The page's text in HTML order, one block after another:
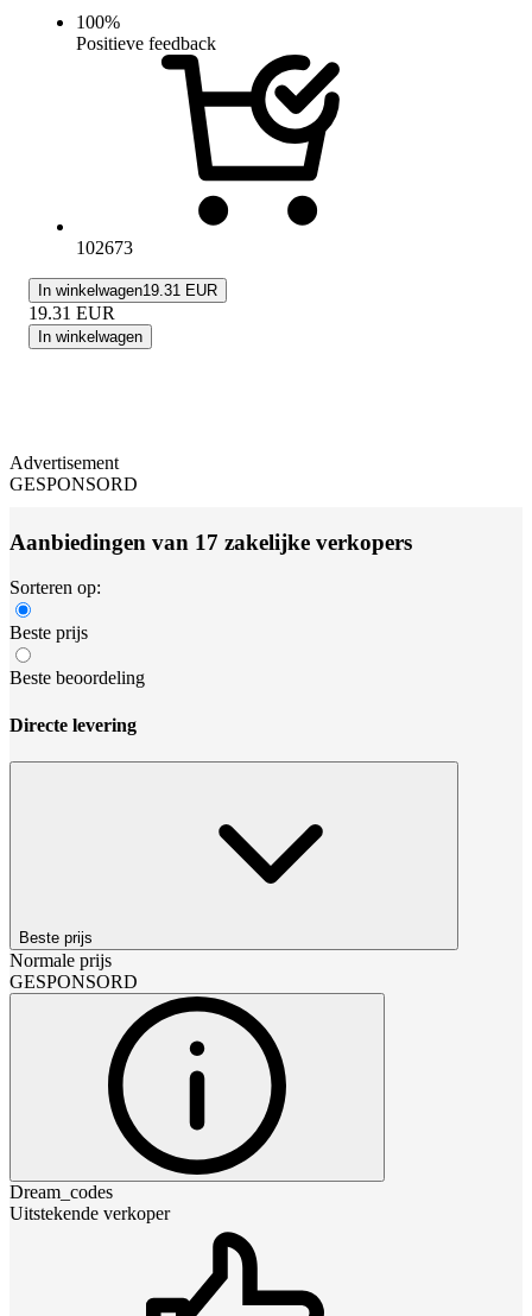
100%
Positieve feedback
102673
In winkelwagen19.31 EUR
19.31 EUR
In winkelwagen
Advertisement
GESPONSORD
Aanbiedingen van 17 zakelijke verkopers
Sorteren op:
Beste prijs
Beste beoordeling
Directe levering
Beste prijs
Normale prijs
GESPONSORD
Dream_codes
Uitstekende verkoper